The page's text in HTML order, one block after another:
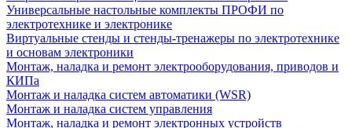
Универсальные настольные комплекты ПРОФИ по
электротехнике и электронике
Виртуальные стенды и стенды-тренажеры по электротехнике
и основам электроники
Монтаж, наладка и ремонт электрооборудования, приводов и
КИПа
Монтаж и наладка систем автоматики (WSR)
Монтаж и наладка систем управления
Монтаж, наладка и ремонт электронных устройств